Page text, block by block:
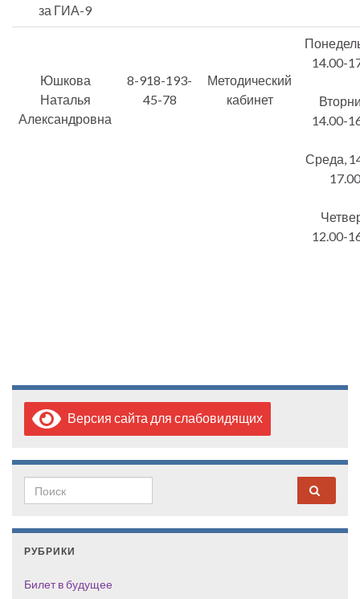
за ГИА-9
Юшкова
Наталья
Александровна
8-918-193-
45-78
Методический
кабинет
14.00-
14.00-
Среда,
17.00
12.00-
Версия сайта для слабовидящих
Search for:
РУБРИКИ
Билет в будущее